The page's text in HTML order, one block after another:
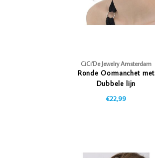
CiCi'De Jewelry Amsterdam
Ronde Oormanchet met
Dubbele lijn
€22,99